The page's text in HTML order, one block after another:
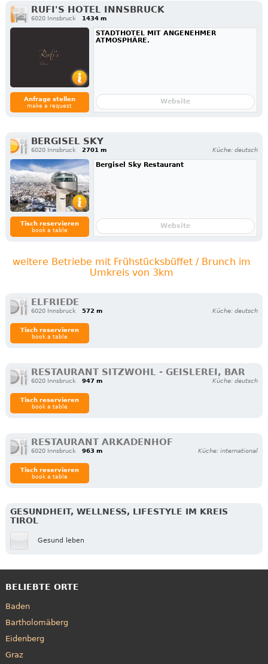
RUFI'S HOTEL INNSBRUCK
6020 Innsbruck 1434 m
Anfrage stellen
make a request
STADTHOTEL MIT ANGENEHMER
ATMOSPHÄRE.
Website
BERGISEL SKY
6020 Innsbruck 2701 m Küche: deutsch
Tisch reservieren
book a table
Bergisel Sky Restaurant
Website
weitere Betriebe mit Frühstücksbüffet / Brunch im
Umkreis von 3km
ELFRIEDE
6020 Innsbruck 572 m Küche: deutsch
Tisch reservieren
book a table
RESTAURANT SITZWOHL - GEISLEREI, BAR
6020 Innsbruck 947 m Küche: deutsch
Tisch reservieren
book a table
RESTAURANT ARKADENHOF
6020 Innsbruck 963 m Küche: international
Tisch reservieren
book a table
GESUNDHEIT, WELLNESS, LIFESTYLE IM KREIS
TIROL
Gesund leben
BELIEBTE ORTE
Baden
Bartholomäberg
Eidenberg
Graz